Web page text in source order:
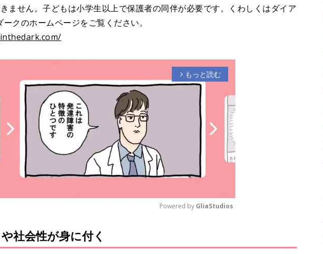
ません。子どもは小学生以上で保護者の同伴が必要です。くわしくはダイア
クのホームページをご覧ください。
arrow_forward_ios もっと読む
u
Powered by GliaStudios
社会性が身に付く